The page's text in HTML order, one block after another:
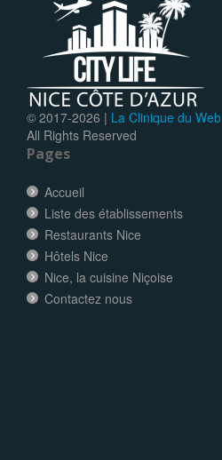
© 2017-2026 | La Clinique du Web
All Rights Reserved
Pages
Accueil
Liste des établissements
Restaurants Nice
Hôtels Nice
Nice, la cuisine Niçoise
Contactez nous